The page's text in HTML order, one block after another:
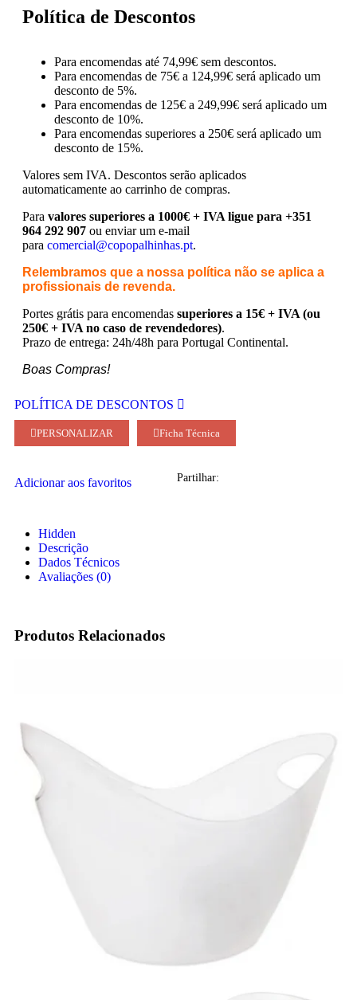
Política de Descontos
Para encomendas até 74,99€ sem descontos.
Para encomendas de 75€ a 124,99€ será aplicado um
desconto de 5%.
Para encomendas de 125€ a 249,99€ será aplicado um
desconto de 10%.
Para encomendas superiores a 250€ será aplicado um
desconto de 15%.
Valores sem IVA. Descontos serão aplicados
automaticamente ao carrinho de compras.
Para valores superiores a 1000€ + IVA ligue para +351
964 292 907 ou enviar um e-mail
para comercial@copopalhinhas.pt.
Relembramos que a nossa política não se aplica a
profissionais de revenda.
Portes grátis para encomendas superiores a 15€ + IVA (ou
250€ + IVA no caso de revendedores).
Prazo de entrega: 24h/48h para Portugal Continental.
Boas Compras!
POLÍTICA DE DESCONTOS
PERSONALIZAR Ficha Técnica
Adicionar aos favoritos Partilhar:
Hidden
Descrição
Dados Técnicos
Avaliações (0)
Produtos Relacionados